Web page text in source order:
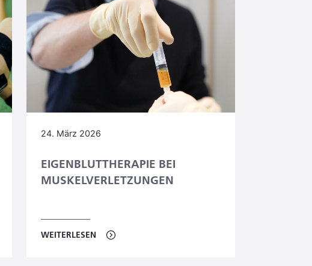
24. März 2026
EIGENBLUTTHERAPIE BEI
MUSKELVERLETZUNGEN
WEITERLESEN